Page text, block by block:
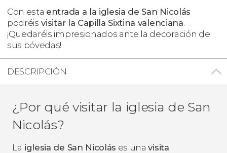
Con esta entrada a la iglesia de San Nicolás
podréis visitar la Capilla Sixtina valenciana.
¡Quedaréis impresionados ante la decoración de
sus bóvedas!
DESCRIPCIÓN
¿Por qué visitar la iglesia de San
Nicolás?
La iglesia de San Nicolás es unavisita